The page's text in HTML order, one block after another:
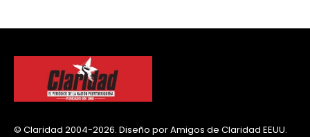
© Claridad 2004-2026. Diseño por Amigos de Claridad EEUU.